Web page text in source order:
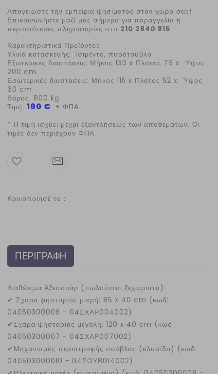
Απογειώστε την εμπειρία ψησίματος στον χώρο σας!
Επικοινωνήστε μαζί μας σήμερα για παραγγελία ή
περισσότερες πληροφορίες στο 210 2840 816.
Χαρακτηριστικά Προϊόντος
Υλικά κατασκευής: Τσιμέντο, πυρότουβλο
Εξωτερικές διαστάσεις: Μήκος 130 x Πλάτος 76 x Ύψος
200 cm
Εσωτερικές διαστάσεις: Μήκος 115 x Πλάτος 52 x Ύψος
60 cm
Βάρος: 800 kg
Τιμή: 190 € + ΦΠΑ
* Η τιμή ισχύει μέχρι εξαντλήσεως των αποθεμάτων. Οι
τιμές δεν περιέχουν ΦΠΑ.
Κοινοποίησέ το :
ΠΕΡΙΓΡΑΦΗ
Διαθέσιμα Αξεσουάρ (πωλούνται ξεχωριστά):
✔ Σχάρα ψησταριάς μικρή: 85 x 40 cm (κωδ:
04050300006 - 04ΣΧΑΡ004002)
✔ Σχάρα ψησταριάς μεγάλη: 120 x 40 cm (κωδ:
04050300007 - 04ΣΧΑΡ007002)
✔ Μηχανισμός περιστροφής σούβλας (αλυσίδα) (κωδ:
040503000010 - 04ΣΟΥΒ014002)